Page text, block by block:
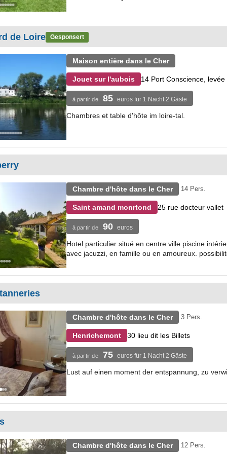
de Loire Gesponsert
Maison entière dans le Cher
Jouet sur l'aubois 14 Port Conscience,
à partir de 85 euros für 1 Nacht 2 Gäste
Chambres et table d'hôte im loire-tal.
Chambre d'hôte dans le Cher 14 Pers.
Saint amand monrtond 25 rue docteur vallet
à partir de 90 euros
Hotel particulier situé en centre ville piscine
avec jacuzzi, en famille ou en amoureux.
Chambre d'hôte dans le Cher 3 Pers.
Henrichemont 30 lieu dit les Billets
à partir de 75 euros für 1 Nacht 2 Gäste
Lust auf einen moment der entspannung, zu
Chambre d'hôte dans le Cher 12 Pers.